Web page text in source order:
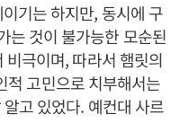
기는 하지만, 동시에 구
는 것이 불가능한 모순된
극이며, 따라서 햄릿의
고민으로 치부해서는
고 있었다. 예컨대 사르